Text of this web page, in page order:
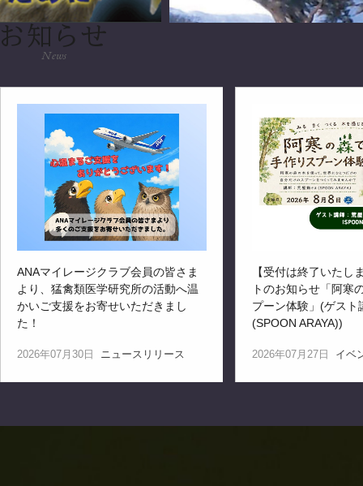
お知らせ
News
ANAマイレージクラブ会員の皆さま
より、猛禽類医学研究所の活動へ温
かいご支援をお寄せいただきまし
た！
2026年07月30日 ニュースリリース
【受付は終了いたし
トのお知らせ「阿寒
プーン体験」(ゲスト
(SPOON ARAYA))
2026年07月27日 イベ